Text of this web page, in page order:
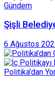
Gündem
Şişli
6 Ağustos
Politika'dan